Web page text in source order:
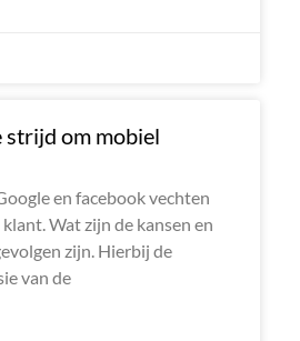
om mobiel
en facebook vechten
Wat zijn de kansen en
zijn. Hierbij de
van de